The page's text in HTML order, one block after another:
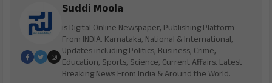
Suddi Moola
is Digital Online Newspaper, Publishing Platform
From INDIA. Karnataka, National & International,
Updates including Politics, Business, Crime,
Education, Sports, Science, Current Affairs. Latest
Breaking News From India & Around the World.